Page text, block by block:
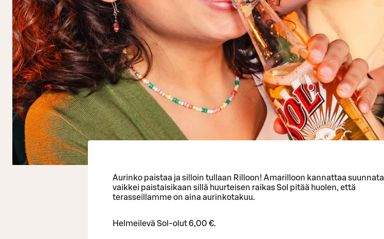
Aurinko paistaa ja silloin tullaan Rilloon! Amarilloon kannattaa suunnata
vaikkei paistaisikaan sillä huurteisen raikas Sol pitää huolen, että
terasseillamme on aina aurinkotakuu.
Helmeilevä Sol-olut 6,00 €.